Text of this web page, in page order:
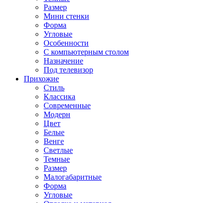
Размер
Мини стенки
Форма
Угловые
Особенности
С компьютерным столом
Назначение
Под телевизор
Прихожие
Стиль
Классика
Современные
Модерн
Цвет
Белые
Венге
Светлые
Темные
Размер
Малогабаритные
Форма
Угловые